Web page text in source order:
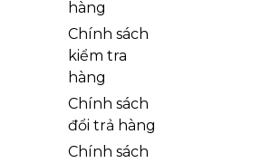
hàng
Chính sách
kiểm tra
hàng
Chính sách
đổi trả hàng
Chính sách